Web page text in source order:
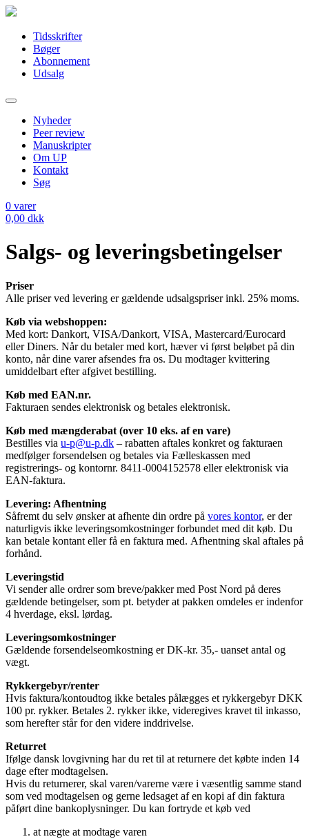
Tidsskrifter
Bøger
Abonnement
Udsalg
Nyheder
Peer review
Manuskripter
Om UP
Kontakt
Søg
0 varer
0,00 dkk
Salgs- og leveringsbetingelser
Priser
Alle priser ved levering er gældende udsalgspriser inkl. 25% moms.
Køb via webshoppen:
Med kort: Dankort, VISA/Dankort, VISA, Mastercard/Eurocard
eller Diners. Når du betaler med kort, hæver vi først beløbet på din
konto, når dine varer afsendes fra os. Du modtager kvittering
umiddelbart efter afgivet bestilling.
Køb med EAN.nr.
Fakturaen sendes elektronisk og betales elektronisk.
Køb med mængderabat (over 10 eks. af en vare)
Bestilles via u-p@u-p.dk – rabatten aftales konkret og fakturaen
medfølger forsendelsen og betales via Fælleskassen med
registrerings- og kontornr. 8411-0004152578 eller elektronisk via
EAN-faktura.
Levering: Afhentning
Såfremt du selv ønsker at afhente din ordre på vores kontor, er der
naturligvis ikke leveringsomkostninger forbundet med dit køb. Du
kan betale kontant eller få en faktura med. Afhentning skal aftales på
forhånd.
Leveringstid
Vi sender alle ordrer som breve/pakker med Post Nord på deres
gældende betingelser, som pt. betyder at pakken omdeles er indenfor
4 hverdage, eksl. lørdag.
Leveringsomkostninger
Gældende forsendelseomkostning er DK-kr. 35,- uanset antal og
vægt.
Rykkergebyr/renter
Hvis faktura/kontoudtog ikke betales pålægges et rykkergebyr DKK
100 pr. rykker. Betales 2. rykker ikke, videregives kravet til inkasso,
som herefter står for den videre inddrivelse.
Returret
Ifølge dansk lovgivning har du ret til at returnere det købte inden 14
dage efter modtagelsen.
Hvis du returnerer, skal varen/varerne være i væsentlig samme stand
som ved modtagelsen og gerne ledsaget af en kopi af din faktura
påført dine bankoplysninger. Du kan fortryde et køb ved
at nægte at modtage varen